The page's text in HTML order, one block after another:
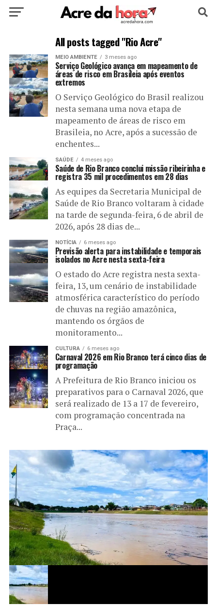
POLÍTICA CULTURA ESPORTE
EDUCAÇÃO NOTÍCIA MUNDO
All posts tagged "Rio Acre"
MEIO AMBIENTE 3 meses ago
Serviço Geológico avança em mapeamento de
áreas de risco em Brasileia após eventos
extremos
O Serviço Geológico do Brasil realizou
nesta semana uma nova etapa de
mapeamento de áreas de risco em
Brasileia, no Acre, após a sucessão de
enchentes...
SAÚDE 4 meses ago
Saúde de Rio Branco conclui missão ribeirinha e
registra 35 mil procedimentos em 28 dias
As equipes da Secretaria Municipal de
Saúde de Rio Branco voltaram à cidade
na tarde de segunda-feira, 6 de abril de
2026, após 28 dias de...
NOTÍCIA 6 meses ago
Previsão alerta para instabilidade e temporais
isolados no Acre nesta sexta-feira
O estado do Acre registra nesta sexta-
feira, 13, um cenário de instabilidade
atmosférica característico do período
de chuvas na região amazônica,
mantendo os órgãos de
monitoramento...
CULTURA 6 meses ago
Carnaval 2026 em Rio Branco terá cinco dias de
programação
A Prefeitura de Rio Branco iniciou os
preparativos para o Carnaval 2026, que
será realizado de 13 a 17 de fevereiro,
com programação concentrada na
Praça...